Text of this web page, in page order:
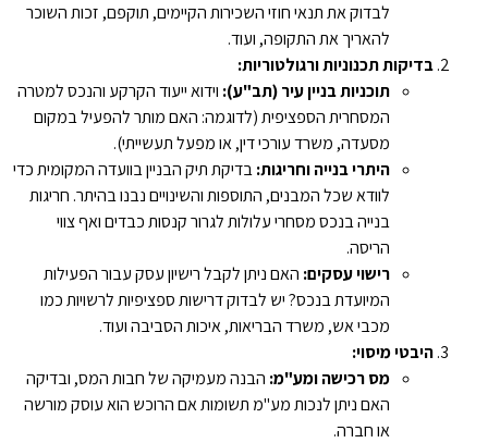
לבדוק את תנאי חוזי השכירות הקיימים, תוקפם, זכות השוכר
להאריך את התקופה, ועוד.
בדיקות תכנוניות ורגולטוריות:
תוכניות בניין עיר (תב"ע): וידוא ייעוד הקרקע והנכס למטרה
המסחרית הספציפית (לדוגמה: האם מותר להפעיל במקום
מסעדה, משרד עורכי דין, או מפעל תעשייתי).
היתרי בנייה וחריגות:בדיקת תיק הבניין בוועדה המקומית כדי
לוודא שכל המבנים, התוספות והשינויים נבנו בהיתר. חריגות
בנייה בנכס מסחרי עלולות לגרור קנסות כבדים ואף צווי
הריסה.
רישוי עסקים: האם ניתן לקבל רישיון עסק עבור הפעילות
המיועדת בנכס? יש לבדוק דרישות ספציפיות לרשויות כמו
מכבי אש, משרד הבריאות, איכות הסביבה ועוד.
היבטי מיסוי:
מס רכישה ומע"מ: הבנה מעמיקה של חבות המס, ובדיקה
האם ניתן לנכות מע"מ תשומות אם הרוכש הוא עוסק מורשה
או חברה.